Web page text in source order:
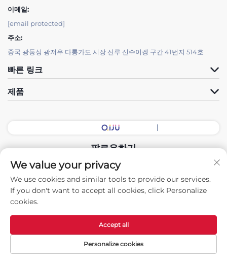
이메일:
[email protected]
주소:
중국 광둥성 광저우 다룽가도 시장 신루 신수이켕 구간 41번지 514호
빠른 링크
제품
팔로우하기
저작권 © 2025 중국 광둥 전시홀 지능형 장비 유한회사. 모든 권리 보유.
-개인정보 보호정책
We value your privacy
We use cookies and similar tools to provide our services.
If you don't want to accept all cookies, click Personalize
cookies.
Personalize cookies
Accept all